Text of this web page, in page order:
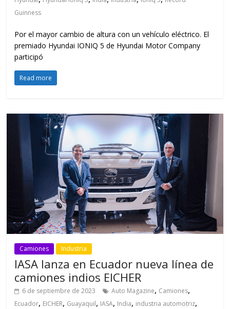
Guinness
Por el mayor cambio de altura con un vehículo eléctrico. El
premiado Hyundai IONIQ 5 de Hyundai Motor Company
participó
Read more
Camiones Industria
IASA lanza en Ecuador nueva línea de
camiones indios EICHER
6 de septiembre de 2023 Auto Magazine, Camiones,
Ecuador, EICHER, Guayaquil, IASA, India, industria automotriz,